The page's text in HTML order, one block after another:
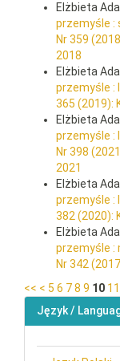
Elżbieta
przemyśle :
Nr 359
2018
Elżbieta
przemyśle :
365 (2019):
Elżbieta
przemyśle :
Nr 398
2021
Elżbieta
przemyśle :
382 (2020):
Elżbieta
przemyśle :
Nr 342
<< < 5 6 78 9 10 11
Język /